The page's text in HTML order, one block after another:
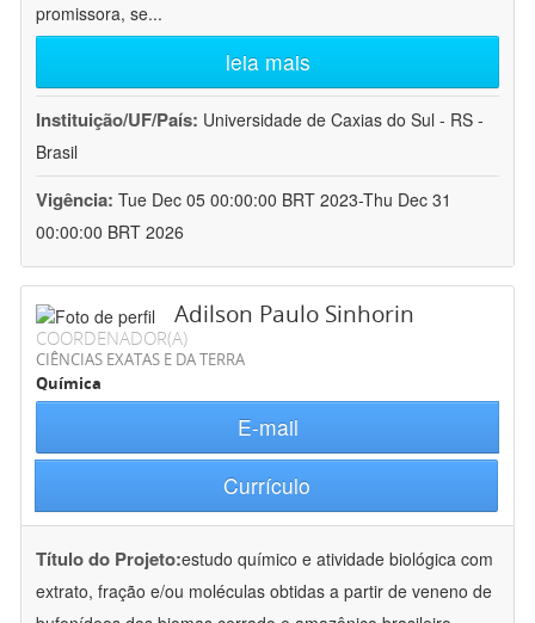
promissora, se...
leia mais
Instituição/UF/País: Universidade de Caxias do Sul - RS -
Brasil
Vigência: Tue Dec 05 00:00:00 BRT 2023-Thu Dec 31
00:00:00 BRT 2026
Adilson Paulo Sinhorin
COORDENADOR(A)
CIÊNCIAS EXATAS E DA TERRA
Química
E-mail
Currículo
Título do Projeto:estudo químico e atividade biológica com
extrato, fração e/ou moléculas obtidas a partir de veneno de